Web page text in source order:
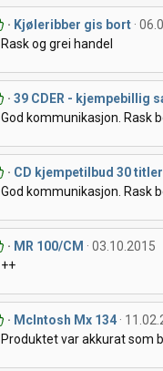
Kjøleribber gis bort
Rask og grei handel
39 CDER - kjempebillig
God kommunikasjon. Rask
CD kjempetilbud 30 titler
God kommunikasjon. Rask
MR 100/CM
03.10.2015
++
McIntosh Mx 134
Produktet var akkurat som